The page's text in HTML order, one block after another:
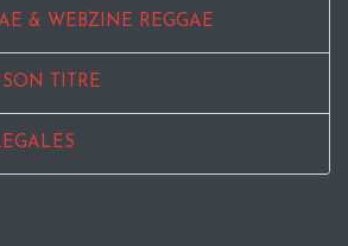
& WEBZINE REGGAE
TITRE